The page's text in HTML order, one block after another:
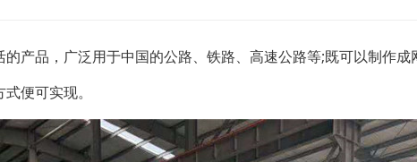
产品，广泛用于中国的公路、铁路、高速公路等;既可以制作成
便可实现。